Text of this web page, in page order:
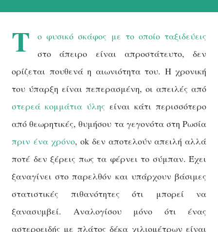
Τ οφυσικό σκάφος με το οποίο ταξιδεύεις
στο άπειρο είναι απροστάτευτο, δεν
ορίζεται πουθενά η αιωνιότητα του. Η χρονική
του ύπαρξη είναι πεπερασμένη, οι απειλές από
στερεά κομμάτια ύλης είναι κάτι περισσότερο
από θεωρητικές, θυμήσου τα γεγονότα στη Ρωσία
πριν ένα χρόνο,ok δεν αποτελούν απειλή αλλά
ποτέ δεν ξέρεις πως τα φέρνει το σύμπαν. Έχει
ξαναγίνει στο παρελθόν και υπάρχουν βάσιμες
στατιστικές πιθανότητες ότι μπορεί να
ξανασυμβεί. Αναλογίσου μόνο ότι ένας
αστεροειδής με πλάτος δέκα χιλιομέτρων είναι